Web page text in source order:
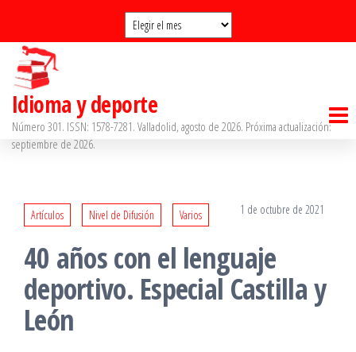
Archivos
Idioma y deporte
Número 301. ISSN: 1578-7281. Valladolid, agosto de 2026. Próxima actualización:
septiembre de 2026.
Artículos Nivel de Difusión Varios 1 de octubre de 2021
40 años con el lenguaje
deportivo. Especial Castilla y
León